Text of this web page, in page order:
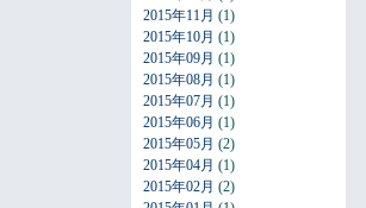
2015年11月 (1)
2015年10月 (1)
2015年09月 (1)
2015年08月 (1)
2015年07月 (1)
2015年06月 (1)
2015年05月 (2)
2015年04月 (1)
2015年02月 (2)